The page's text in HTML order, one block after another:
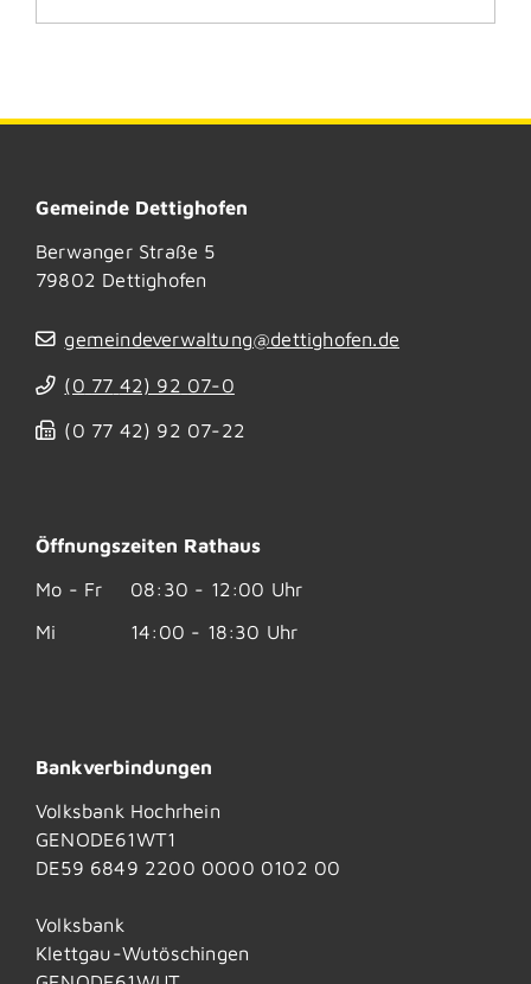
Gemeinde Dettighofen
Berwanger Straße 5
79802 Dettighofen
gemeindeverwaltung@dettighofen.de
(0 77 42) 92 07-0
(0 77 42) 92 07-22
Öffnungszeiten Rathaus
Mo - Fr
08:30 - 12:00 Uhr
Mi
14:00 - 18:30 Uhr
Bankverbindungen
Volksbank Hochrhein
GENODE61WT1
DE59 6849 2200 0000 0102 00
Volksbank
Klettgau-Wutöschingen